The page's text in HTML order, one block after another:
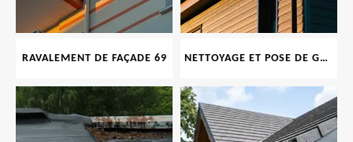
RAVALEMENT DE FAÇADE 69 NETTOYAGE ET POSE DE GOUTTIÈRE 69